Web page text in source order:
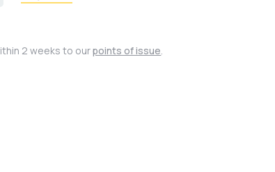
2 weeks to ourpoints of issue.